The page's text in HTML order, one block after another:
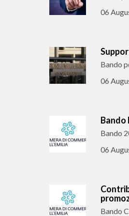
06
Bando
06
Bando
06
Bando